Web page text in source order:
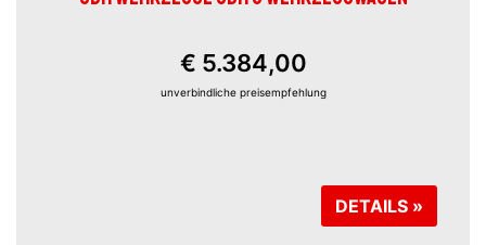
€ 5.384,00
unverbindliche preisempfehlung
DETAILS »